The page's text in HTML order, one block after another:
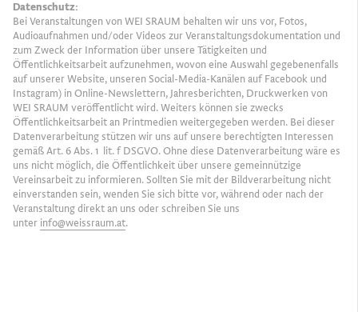
Datenschutz:
Bei Veranstaltungen von WEI SRAUM behalten wir uns vor, Fotos,
Audioaufnahmen und/oder Videos zur Veranstaltungsdokumentation und
zum Zweck der Information über unsere Tätigkeiten und
Öffentlichkeitsarbeit aufzunehmen, wovon eine Auswahl gegebenenfalls
auf unserer Website, unseren Social-Media-Kanälen auf Facebook und
Instagram) in Online-Newslettern, Jahresberichten, Druckwerken von
WEI SRAUM veröffentlicht wird. Weiters können sie zwecks
Öffentlichkeitsarbeit an Printmedien weitergegeben werden. Bei dieser
Datenverarbeitung stützen wir uns auf unsere berechtigten Interessen
gemäß Art. 6 Abs. 1 lit. f DSGVO. Ohne diese Datenverarbeitung wäre es
uns nicht möglich, die Öffentlichkeit über unsere gemeinnützige
Vereinsarbeit zu informieren. Sollten Sie mit der Bildverarbeitung nicht
einverstanden sein, wenden Sie sich bitte vor, während oder nach der
Veranstaltung direkt an uns oder schreiben Sie uns
unter info@weissraum.at.